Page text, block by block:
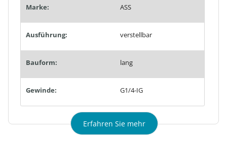
Marke: ASS
Ausführung: verstellbar
Bauform: lang
Gewinde: G1/4-IG
Erfahren Sie mehr